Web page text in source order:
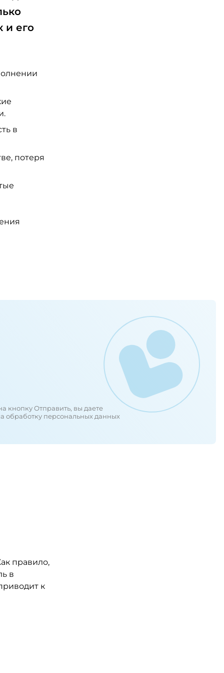
и его
в
потеря
кнопку Отправить, вы даете
обработку персональных данных
правило,
в
к